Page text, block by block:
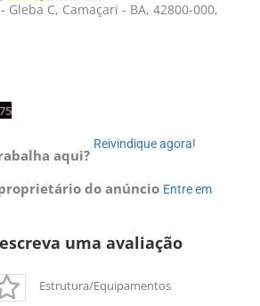
Gleba C, Camaçari - BA, 42800-000,
aqui?
Reivindique agora!
do anúncio Entre em
uma avaliação
Estrutura/Equipamentos